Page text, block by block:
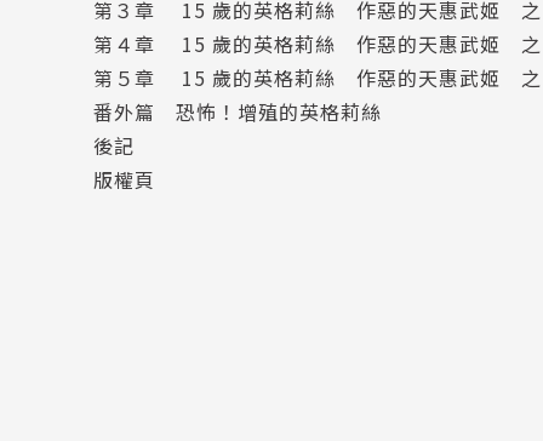
第３章 15 歲的英格莉絲 作惡的天惠武姬
第４章 15 歲的英格莉絲 作惡的天惠武姬
第５章 15 歲的英格莉絲 作惡的天惠武姬
番外篇 恐怖！增殖的英格莉絲
後記
版權頁